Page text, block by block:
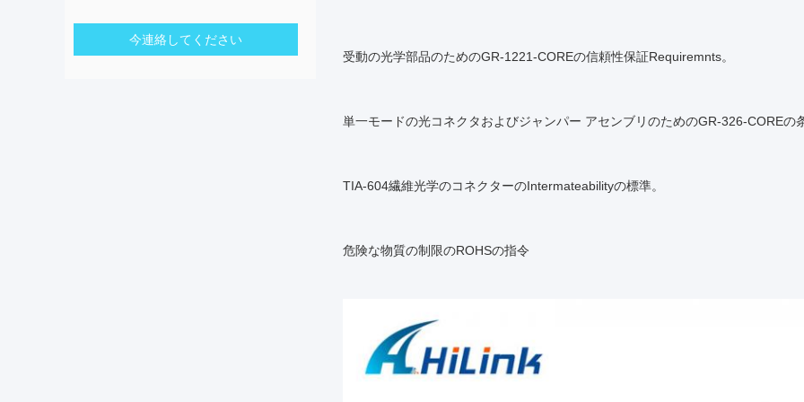
今連絡してください
受動の光学部品のためのGR-1221-COREの信頼性保証Requiremnts。
単一モードの光コネクタおよびジャンパー アセンブリのためのGR-326-COREの
TIA-604繊維光学のコネクターのIntermateabilityの標準。
危険な物質の制限のROHSの指令